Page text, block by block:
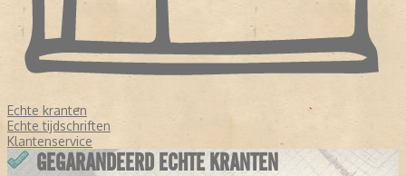
Echte kranten
Echte tijdschriften
Klantenservice
GEGARANDEERD ECHTE KRANTEN